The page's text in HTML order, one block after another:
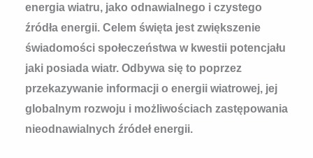
energia wiatru, jako odnawialnego i czystego
źródła energii. Celem święta jest zwiększenie
świadomości społeczeństwa w kwestii potencjału
jaki posiada wiatr. Odbywa się to poprzez
przekazywanie informacji o energii wiatrowej, jej
globalnym rozwoju i możliwościach zastępowania
nieodnawialnych źródeł energii.